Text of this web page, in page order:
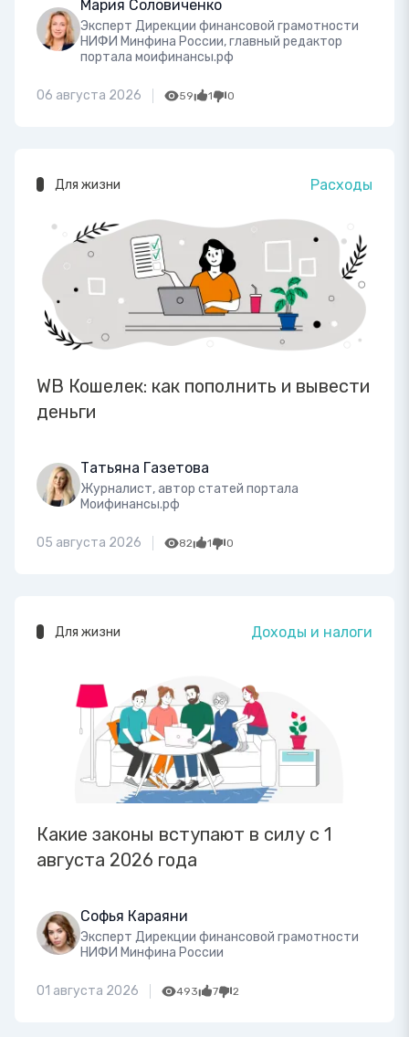
Мария Соловиченко
Эксперт Дирекции финансовой грамотности
НИФИ Минфина России, главный редактор
портала моифинансы.рф
06 августа 2026 59 1 0
Для жизни Расходы
WB Кошелек: как пополнить и вывести
деньги
Татьяна Газетова
Журналист, автор статей портала
Моифинансы.рф
05 августа 2026 82 1 0
Для жизни Доходы и налоги
Какие законы вступают в силу с 1
августа 2026 года
Софья Караяни
Эксперт Дирекции финансовой грамотности
НИФИ Минфина России
01 августа 2026 493 7 2